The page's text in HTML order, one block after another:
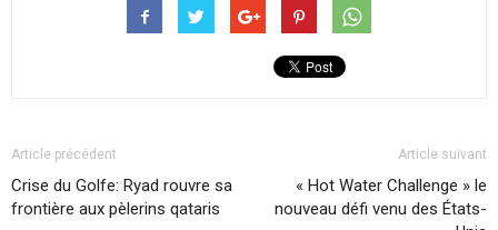
Article précédent
Crise du Golfe: Ryad rouvre sa
frontière aux pèlerins qataris
Article suivant
« Hot Water Challenge » le
nouveau défi venu des États-